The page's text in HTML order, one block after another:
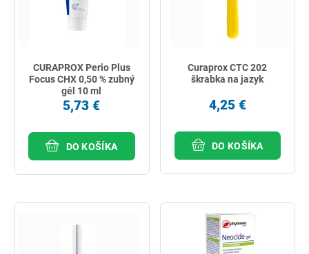
CURAPROX Perio Plus
Focus CHX 0,50 % zubný
gél 10 ml
5,73 €
DO KOŠÍKA
Curaprox CTC 202
škrabka na jazyk
4,25 €
DO KOŠÍKA